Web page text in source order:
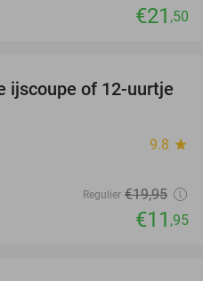
€21 ,50
40%
ijscoupe of 12-uurtje
9.8 star
Regulier €19,95
€11 ,95